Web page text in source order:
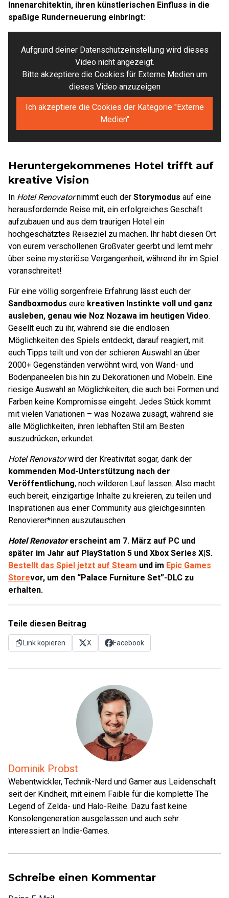
Innenarchitektin, ihren künstlerischen Einfluss in die
spaßige Runderneuerung einbringt:
Aufgrund deiner Datenschutzeinstellung wird dieses
Video nicht angezeigt.
Bitte akzeptiere die Cookies für Externe Medien um
dieses Video anzuzeigen
Ich akzeptiere die Cookies der Kategorie "Externe
Medien"
Heruntergekommenes Hotel trifft auf
kreative Vision
In Hotel Renovatornimmt euch der Storymodus auf eine
herausfordernde Reise mit, ein erfolgreiches Geschäft
aufzubauen und aus dem traurigen Hotel ein
hochgeschätztes Reiseziel zu machen. Ihr habt diesen Ort
von eurem verschollenen Großvater geerbt und lernt mehr
über seine mysteriöse Vergangenheit, während ihr im Spiel
voranschreitet!
Für eine völlig sorgenfreie Erfahrung lässt euch der
Sandboxmodus eure kreativen Instinkte voll und ganz
ausleben, genau wie Noz Nozawa im heutigen Video.
Gesellt euch zu ihr, während sie die endlosen
Möglichkeiten des Spiels entdeckt, darauf reagiert, mit
euch Tipps teilt und von der schieren Auswahl an über
2000+ Gegenständen verwöhnt wird, von Wand- und
Bodenpaneelen bis hin zu Dekorationen und Möbeln. Eine
riesige Auswahl an Möglichkeiten, die auch bei Formen und
Farben keine Kompromisse eingeht. Jedes Stück kommt
mit vielen Variationen – was Nozawa zusagt, während sie
alle Möglichkeiten, ihren lebhaften Stil am Besten
auszudrücken, erkundet.
Hotel Renovatorwird der Kreativität sogar, dank der
kommenden Mod-Unterstützung nach der
Veröffentlichung, noch wilderen Lauf lassen. Also macht
euch bereit, einzigartige Inhalte zu kreieren, zu teilen und
Inspirationen aus einer Community aus gleichgesinnten
Renovierer*innen auszutauschen.
Hotel Renovatorerscheint am 7. März auf PC und
später im Jahr auf PlayStation 5 und Xbox Series X|S.
Bestellt das Spiel jetzt auf Steam und im Epic Games
Storevor, um den “Palace Furniture Set”-DLC zu
erhalten.
Teile diesen Beitrag
Link kopieren X Facebook
Dominik Probst
Webentwickler, Technik-Nerd und Gamer aus Leidenschaft
seit der Kindheit, mit einem Faible für die komplette The
Legend of Zelda- und Halo-Reihe. Dazu fast keine
Konsolengeneration ausgelassen und auch sehr
interessiert an Indie-Games.
Schreibe einen Kommentar